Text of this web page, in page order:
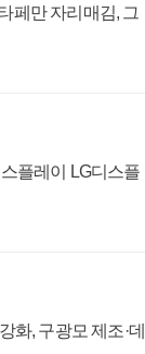
페만 자리매김, 그
플레이 LG디스플
화, 구광모 제조·데